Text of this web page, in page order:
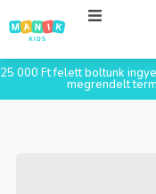
25 000 Ft felett boltunk
megrendelt